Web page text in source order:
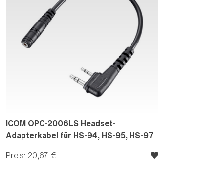
ICOM OPC-2006LS Headset-
Adapterkabel für HS-94, HS-95, HS-97
Preis: 20,67 €